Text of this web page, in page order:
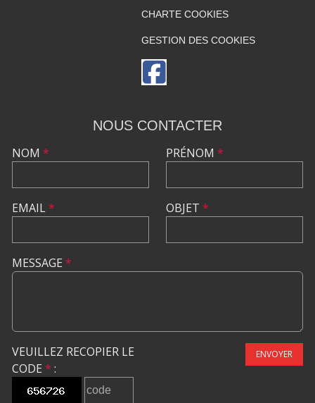
CHARTE COOKIES
GESTION DES COOKIES
NOUS CONTACTER
NOM *
EMAIL*
PRÉNOM *
OBJET *
MESSAGE *
VEUILLEZ RECOPIER LE
CODE * :
ENVOYER